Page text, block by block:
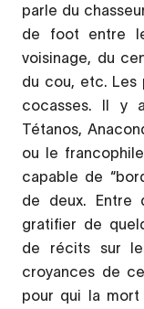
parle du
de foot entre
voisinage, du
du cou, etc. Les
cocasses. Il y
Tétanos,
ou le francophile
capable de
de deux. Entre
gratifier de
de récits sur
croyances de
pour qui la